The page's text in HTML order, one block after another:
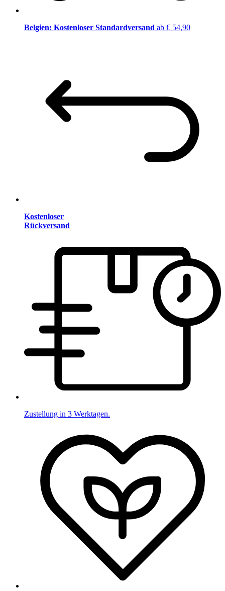
Belgien: Kostenloser Standardversand ab € 54,90
Kostenloser
Rückversand
Zustellung in 3 Werktagen.